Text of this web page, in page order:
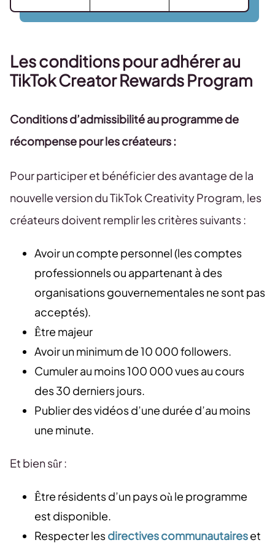
Les conditions pour adhérer au
TikTok Creator Rewards Program
Conditions d’admissibilité au programme de
récompense pour les créateurs :
Pour participer et bénéficier des avantage de la
nouvelle version du TikTok Creativity Program, les
créateurs doivent remplir les critères suivants :
Avoir un compte personnel (les comptes
professionnels ou appartenant à des
organisations gouvernementales ne sont pas
acceptés).
Être majeur
Avoir un minimum de 10 000 followers.
Cumuler au moins 100 000 vues au cours
des 30 derniers jours.
Publier des vidéos d’une durée d’au moins
une minute.
Et bien sûr :
Être résidents d’un pays où le programme
est disponible.
Respecter lesdirectives communautaireset